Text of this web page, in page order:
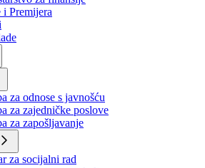
za boračka pitanja
za finansije
Premijera
za odnose s javnošću
za zajedničke poslove
za zapošljavanje